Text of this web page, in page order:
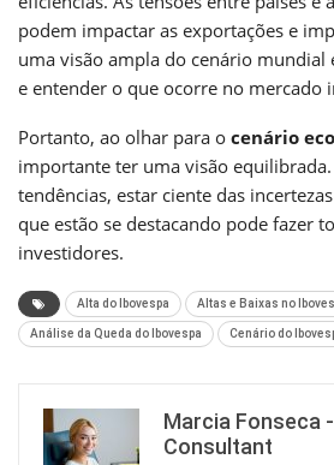
podem impactar as exportações e
uma visão ampla do cenário mundial
e entender o que ocorre no mercado
Portanto, ao olhar para o cenário
importante ter uma visão
tendências, estar ciente das
que estão se destacando pode fazer
investidores.
Alta do Ibovespa Altas e Baixas no
Análise da Queda do Ibovespa Cenário do
Marcia Fonseca
Consultant